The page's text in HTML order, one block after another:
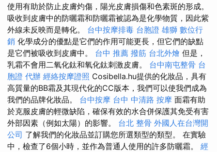
使用有助於防止皮膚灼傷，陽光皮膚損傷和色素斑的形成。
吸收到皮膚中的防曬霜和防曬霜被認為是化學物質，因此紫
外線未反映而是轉化。 台中按摩排毒 台胞證 雄獅 數位行
銷 化學成分的優點是它們的作用可能更長，但它們的缺點
是它們被吸收到皮膚中。 台中 推薦 撥筋 台北外燴 但是，
乳霜不會用二氧化鈦和氧化鈦刺激皮膚。 台中南屯整骨 台
胞證 代辦 經絡按摩證照 Cosibella.hu提供的化妝品，具有
高質量的BB霜及其現代化的CC版本，我們可以使我們成為
我們的品牌化妝品。 台中按摩 台中 中清路 按摩 面霜有助
於克服皮膚的輕微缺陷，確保有效的水合併保護其免受有害
外部因素（例如太陽）的影響。 台北 整骨 外國人在台灣開
公司 了解我們的化妝品並訂購您所選類型的類型。 在實驗
中，檢查了6個小時，並作為普通人使用的許多防曬霜。 經